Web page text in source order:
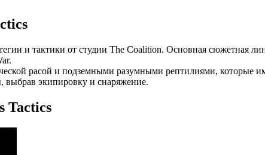
и тактики от студии The Coalition. Основная сюжетная
расой и подземными разумными рептилиями,
выбрав экипировку и снаряжение.
Tactics